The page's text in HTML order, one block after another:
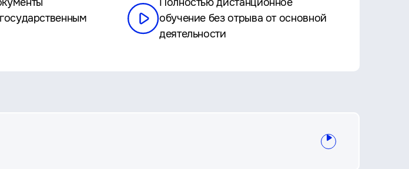
обучение без отрыва от основной
деятельности